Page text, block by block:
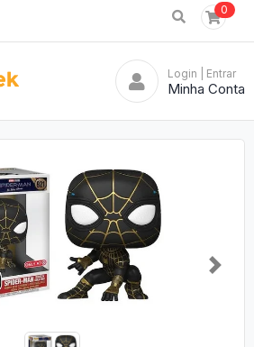
0
Login | Entrar
Minha Conta
Next